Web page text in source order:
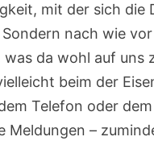
mit der sich die
nach wie
was da wohl auf uns
beim der
Telefon oder
Meldungen –